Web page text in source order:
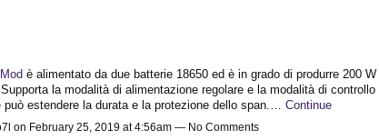
è alimentato da due batterie 18650 ed è in grado di produrre 200 W
la modalità di alimentazione regolare e la modalità di controllo
può estendere la durata e la protezione dello span.… Continue
on February 25, 2019 at 4:56am — No Comments